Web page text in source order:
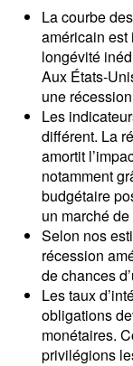
La courbe
américain
longévité
Aux États-
une récession
Les
différent. La
amortit
notamment
budgétaire
un marché
Selon nos
récession
de chances
Les taux
obligations
monétaires.
privilégions